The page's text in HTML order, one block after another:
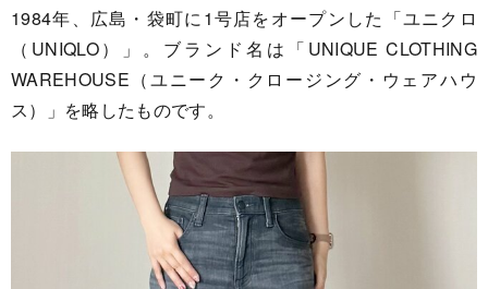
1984年、広島・袋町に1号店をオープンした「ユニクロ
（UNIQLO）」。ブランド名は「UNIQUE CLOTHING
WAREHOUSE（ユニーク・クロージング・ウェアハウ
ス）」を略したものです。